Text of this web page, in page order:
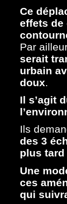
Ce
effets de
Par
serait
urbain
doux.
Il s’agit
Ils
des 3
plus tard
Une
ces
qui